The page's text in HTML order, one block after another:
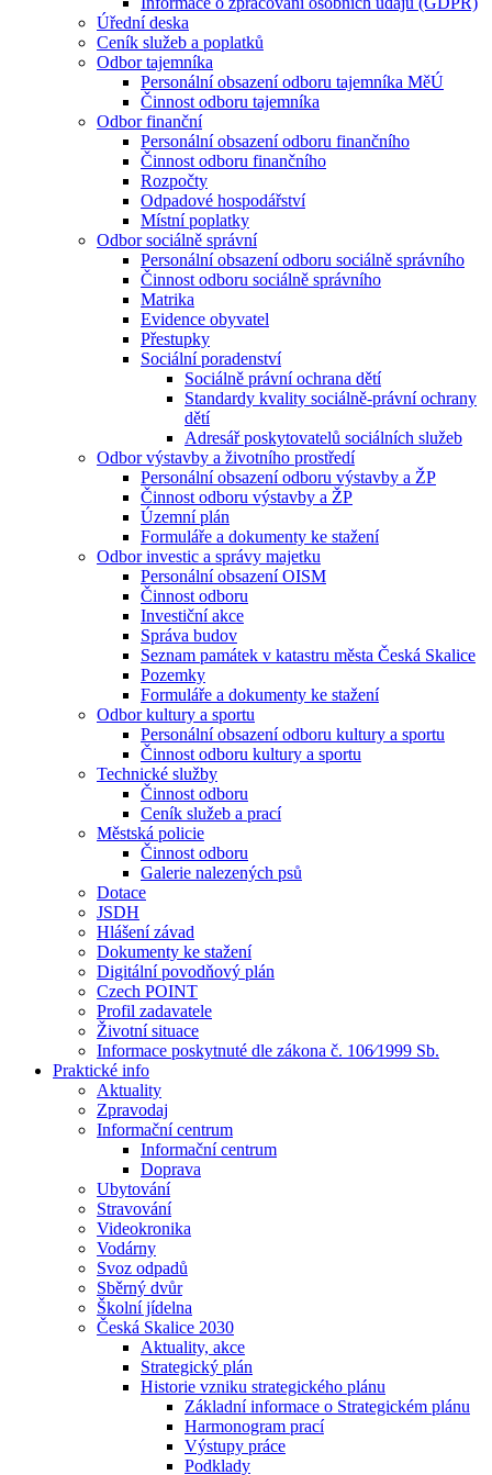
Úřední deska
Ceník služeb a poplatků
Odbor tajemníka
Personální obsazení odboru tajemníka MěÚ
Činnost odboru tajemníka
Odbor finanční
Personální obsazení odboru finančního
Činnost odboru finančního
Rozpočty
Odpadové hospodářství
Místní poplatky
Odbor sociálně správní
Personální obsazení odboru sociálně správního
Činnost odboru sociálně správního
Matrika
Evidence obyvatel
Přestupky
Sociální poradenství
Sociálně právní ochrana dětí
Standardy kvality sociálně-právní ochrany
dětí
Adresář poskytovatelů sociálních služeb
Odbor výstavby a životního prostředí
Personální obsazení odboru výstavby a ŽP
Činnost odboru výstavby a ŽP
Územní plán
Formuláře a dokumenty ke stažení
Odbor investic a správy majetku
Personální obsazení OISM
Činnost odboru
Investiční akce
Správa budov
Seznam památek v katastru města Česká Skalice
Pozemky
Formuláře a dokumenty ke stažení
Odbor kultury a sportu
Personální obsazení odboru kultury a sportu
Činnost odboru kultury a sportu
Technické služby
Činnost odboru
Ceník služeb a prací
Městská policie
Činnost odboru
Galerie nalezených psů
Dotace
JSDH
Hlášení závad
Dokumenty ke stažení
Digitální povodňový plán
Czech POINT
Profil zadavatele
Životní situace
Informace poskytnuté dle zákona č. 106⁄1999 Sb.
Praktické info
Aktuality
Zpravodaj
Informační centrum
Informační centrum
Doprava
Ubytování
Stravování
Videokronika
Vodárny
Svoz odpadů
Sběrný dvůr
Školní jídelna
Česká Skalice 2030
Aktuality, akce
Strategický plán
Historie vzniku strategického plánu
Základní informace o Strategickém plánu
Harmonogram prací
Výstupy práce
Podklady